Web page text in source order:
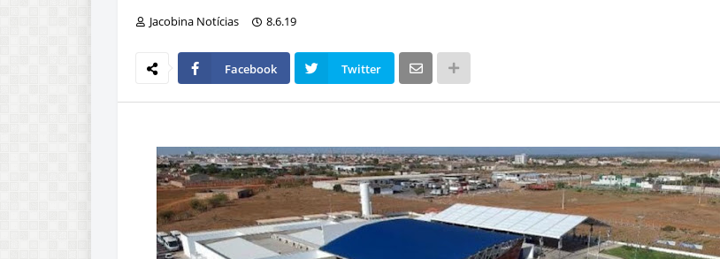
Jacobina Notícias 8.6.19
Facebook Twitter